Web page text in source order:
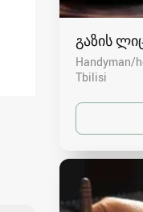
გაზის
Handyman/
Tbilisi